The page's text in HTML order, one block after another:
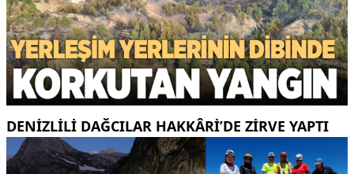
DENIZLILI DAĞCILAR HAKKÂRI’DE ZIRVE YAPTI